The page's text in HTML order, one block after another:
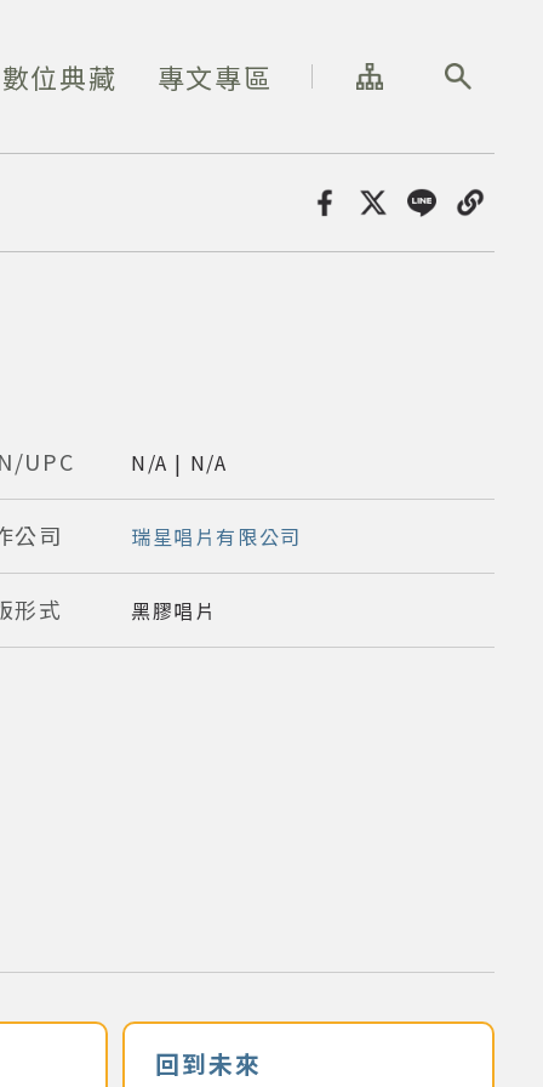
數位典藏 專文專區
UPC N/A | N/A
公司 瑞星唱片有限公司
形式 黑膠唱片
回到未來